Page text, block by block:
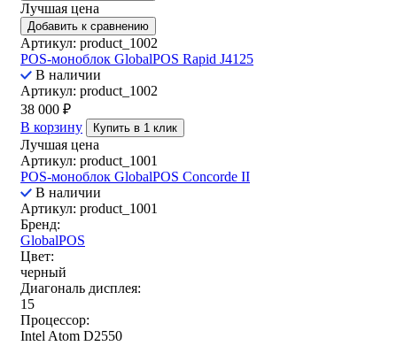
Лучшая цена
Добавить к сравнению
Артикул: product_1002
POS-моноблок GlobalPOS Rapid J4125
В наличии
Артикул: product_1002
38 000 ₽
В корзину
Купить в 1 клик
Лучшая цена
Артикул: product_1001
POS-моноблок GlobalPOS Concorde II
В наличии
Артикул: product_1001
Бренд:
GlobalPOS
Цвет:
черный
Диагональ дисплея:
15
Процессор:
Intel Atom D2550